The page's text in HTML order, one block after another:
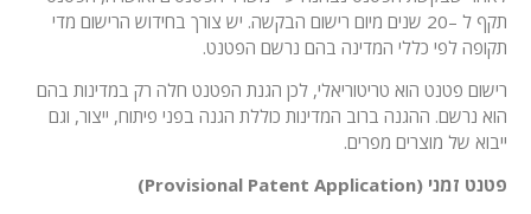
תקף ל –20 שנים מיום רישום הבקשה. יש צורך בחידוש הרישום מדי
תקופה לפי כללי המדינה בהם נרשם הפטנט.
רישום פטנט הוא טריטוריאלי, לכן הגנת הפטנט חלה רק במדינות בהם
הוא נרשם. ההגנה ברוב המדינות כוללת הגנה בפני פיתוח, ייצור, וגם
ייבוא של מוצרים מפרים.
פטנט זמני (Provisional Patent Application)